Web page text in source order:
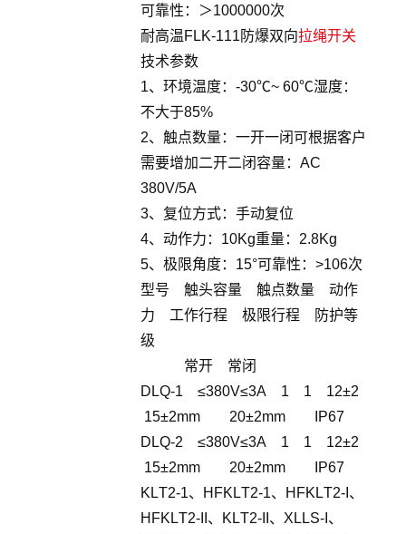
可靠性：＞1000000次
耐高温FLK-111防爆双向拉绳开关
技术参数
1、环境温度：-30℃~ 60℃湿度：
不大于85%
2、触点数量：一开一闭可根据客户
需要增加二开二闭容量：AC
380V/5A
3、复位方式：手动复位
4、动作力：10Kg重量：2.8Kg
5、极限角度：15°可靠性：>106次
型号 触头容量 触点数量 动作
力 工作行程 极限行程 防护等
级
常开 常闭
DLQ-1 ≤380V≤3A 1 1 12±2
15±2mm 20±2mm IP67
DLQ-2 ≤380V≤3A 1 1 12±2
15±2mm 20±2mm IP67
KLT2-1、HFKLT2-1、HFKLT2-I、
HFKLT2-II、KLT2-II、XLLS-I、